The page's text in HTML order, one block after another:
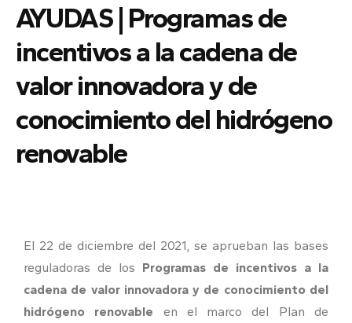
AYUDAS | Programas de
incentivos a la cadena de
valor innovadora y de
conocimiento del hidrógeno
renovable
El 22 de diciembre del 2021, se aprueban las bases
reguladoras de los Programas de incentivos a la
cadena de valor innovadora y de conocimiento del
hidrógeno renovable en el marco del Plan de